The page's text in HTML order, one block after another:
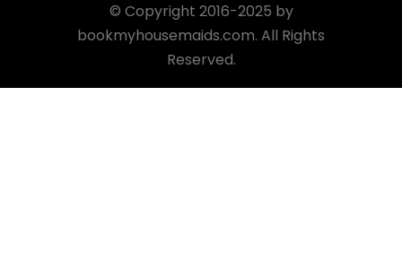
© Copyright 2016-2025 by
bookmyhousemaids.com. All Rights
Reserved.